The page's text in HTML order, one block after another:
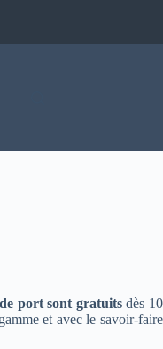
port sont gratuitsdès 10
et avec le savoir-faire